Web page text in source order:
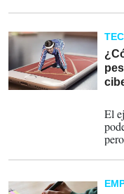
El
de